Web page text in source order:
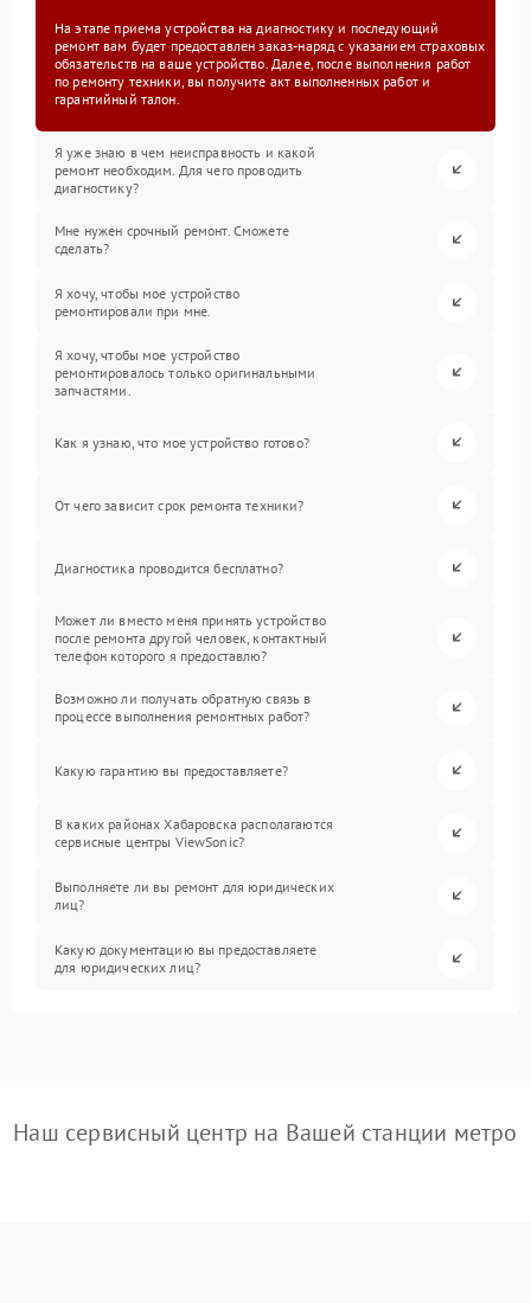
На этапе приема устройства на диагностику и последующий
ремонт вам будет предоставлен заказ-наряд с указанием страховых
обязательств на ваше устройство. Далее, после выполнения работ
по ремонту техники, вы получите акт выполненных работ и
гарантийный талон.
Я уже знаю в чем неисправность и какой
ремонт необходим. Для чего проводить
диагностику?
Мне нужен срочный ремонт. Сможете
сделать?
Я хочу, чтобы мое устройство
ремонтировали при мне.
Я хочу, чтобы мое устройство
ремонтировалось только оригинальными
запчастями.
Как я узнаю, что мое устройство готово?
От чего зависит срок ремонта техники?
Диагностика проводится бесплатно?
Может ли вместо меня принять устройство
после ремонта другой человек, контактный
телефон которого я предоставлю?
Возможно ли получать обратную связь в
процессе выполнения ремонтных работ?
Какую гарантию вы предоставляете?
В каких районах Хабаровска располагаются
сервисные центры ViewSonic?
Выполняете ли вы ремонт для юридических
лиц?
Какую документацию вы предоставляете
для юридических лиц?
Наш сервисный центр на Вашей станции метро